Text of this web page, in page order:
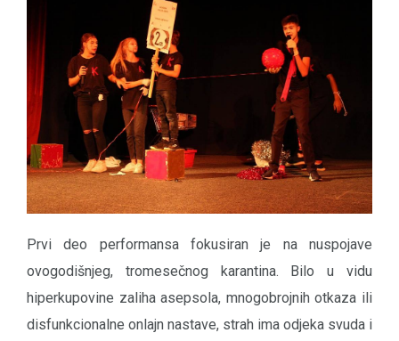
Prvi deo performansa fokusiran je na nuspojave
ovogodišnjeg, tromesečnog karantina. Bilo u vidu
hiperkupovine zaliha asepsola, mnogobrojnih otkaza ili
disfunkcionalne onlajn nastave, strah ima odjeka svuda i